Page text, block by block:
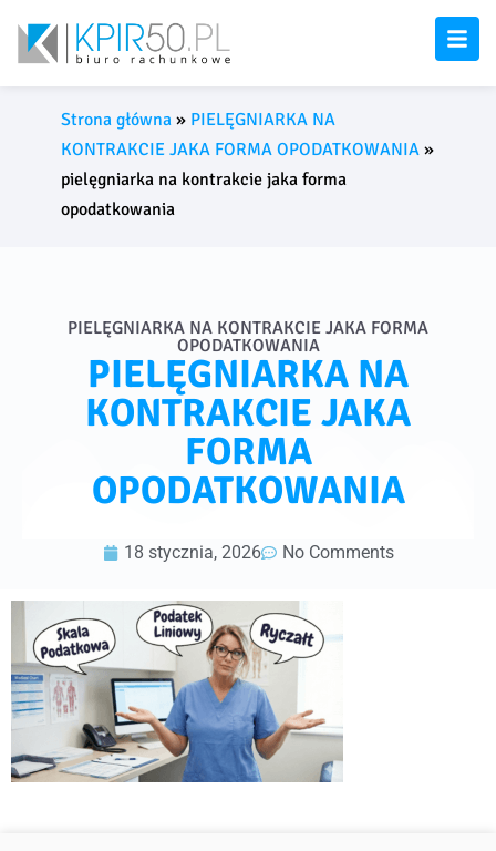
Strona główna » PIELĘGNIARKA NA
KONTRAKCIE JAKA FORMA OPODATKOWANIA »
pielęgniarka na kontrakcie jaka forma
opodatkowania
PIELĘGNIARKA NA KONTRAKCIE JAKA FORMA
OPODATKOWANIA
PIELĘGNIARKA NA
KONTRAKCIE JAKA
FORMA
OPODATKOWANIA
18 stycznia, 2026 No Comments